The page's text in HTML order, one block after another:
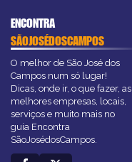
ENCONTRA
SÃOJOSÉDOSCAMPOS
O melhor de São José dos
Campos num só lugar!
Dicas, onde ir, o que fazer, as
melhores empresas, locais,
serviços e muito mais no
guia Encontra
SãoJosédosCampos.